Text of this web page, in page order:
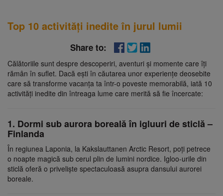
Top 10 activități inedite în jurul lumii
Share to:
Călătoriile sunt despre descoperiri, aventuri și momente care îți
rămân în suflet. Dacă ești în căutarea unor experiențe deosebite
care să transforme vacanța ta într-o poveste memorabilă, iată 10
activități inedite din întreaga lume care merită să fie încercate:
1. Dormi sub aurora boreală în igluuri de sticlă –
Finlanda
În regiunea Laponia, la Kakslauttanen Arctic Resort, poți petrece
o noapte magică sub cerul plin de lumini nordice. Igloo-urile din
sticlă oferă o priveliște spectaculoasă asupra dansului aurorei
boreale.